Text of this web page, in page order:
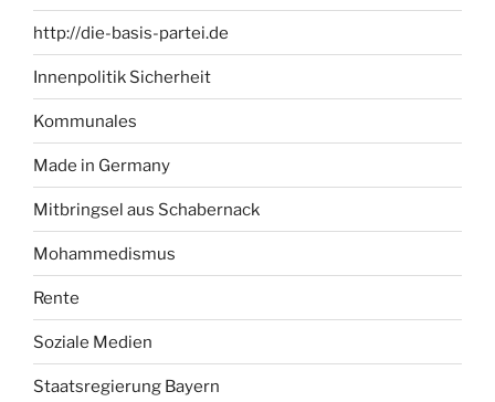
http://die-basis-partei.de
Innenpolitik Sicherheit
Kommunales
Made in Germany
Mitbringsel aus Schabernack
Mohammedismus
Rente
Soziale Medien
Staatsregierung Bayern